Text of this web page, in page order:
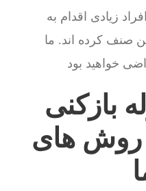
زیادی اقدام به
صنف کرده اند. ما
خواهید بود
بازکنی
روش های